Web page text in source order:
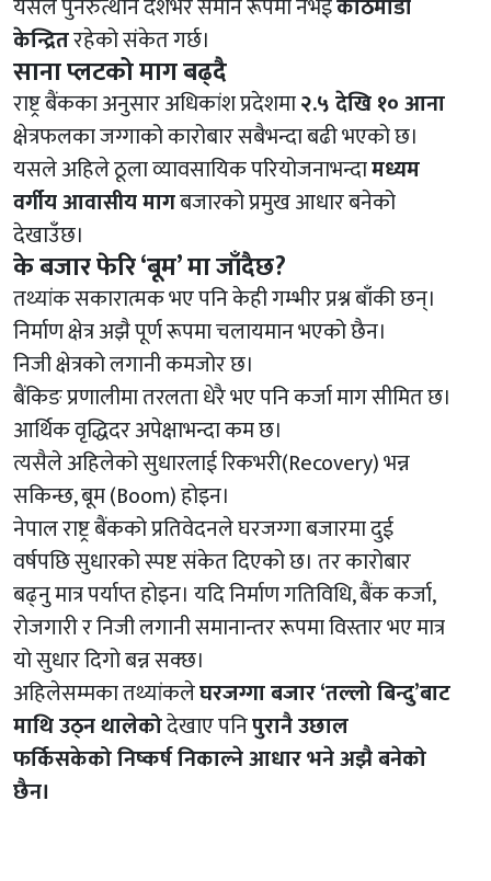
यसले पुनरुत्थान देशभर समान रूपमा नभईकाठमाडौं
केन्द्रितरहेको संकेत गर्छ।
साना प्लटको माग बढ्दै
राष्ट्र बैंकका अनुसार अधिकांश प्रदेशमा२.५ देखि १० आना
क्षेत्रफलका जग्गाको कारोबार सबैभन्दा बढी भएको छ।
यसले अहिले ठूला व्यावसायिक परियोजनाभन्दामध्यम
वर्गीय आवासीय मागबजारको प्रमुख आधार बनेको
देखाउँछ।
के बजार फेरि ‘बूम’ मा जाँदैछ?
तथ्यांक सकारात्मक भए पनि केही गम्भीर प्रश्न बाँकी छन्।
निर्माण क्षेत्र अझै पूर्ण रूपमा चलायमान भएको छैन।
निजी क्षेत्रको लगानी कमजोर छ।
बैंकिङ प्रणालीमा तरलता धेरै भए पनि कर्जा माग सीमित छ।
आर्थिक वृद्धिदर अपेक्षाभन्दा कम छ।
त्यसैले अहिलेको सुधारलाई रिकभरी(Recovery) भन्न
सकिन्छ, बूम (Boom) होइन।
नेपाल राष्ट्र बैंकको प्रतिवेदनले घरजग्गा बजारमा दुई
वर्षपछि सुधारको स्पष्ट संकेत दिएको छ। तर कारोबार
बढ्नु मात्र पर्याप्त होइन। यदि निर्माण गतिविधि, बैंक कर्जा,
रोजगारी र निजी लगानी समानान्तर रूपमा विस्तार भए मात्र
यो सुधार दिगो बन्न सक्छ।
अहिलेसम्मका तथ्यांकलेघरजग्गा बजार ‘तल्लो बिन्दु’बाट
माथि उठ्न थालेकोदेखाए पनिपुरानै उछाल
फर्किसकेको निष्कर्ष निकाल्ने आधार भने अझै बनेको
छैन।